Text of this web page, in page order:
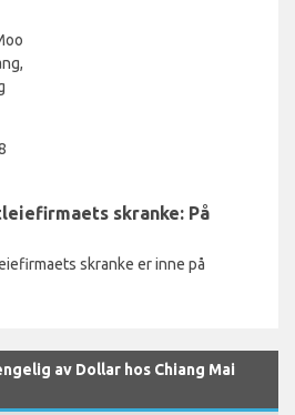
skranke: På
skranke er inne på
av Dollar hos Chiang Mai